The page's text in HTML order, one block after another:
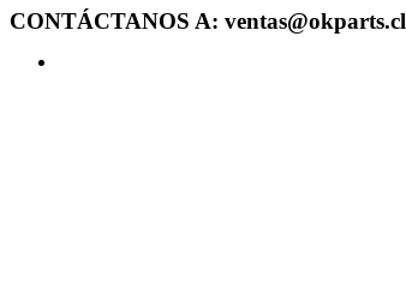
CONTÁCTANOS A: ventas@okparts.cl